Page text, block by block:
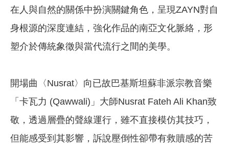
在人與自然的關係中扮演關鍵角色，呈現ZAYN對自
身根源的深度連結，強化作品的南亞文化脈絡，形
塑介於傳統象徵與當代流行之間的美學。
開場曲〈Nusrat〉向已故巴基斯坦蘇非派宗教音樂
「卡瓦力 (Qawwali)」大師Nusrat Fateh Ali Khan致
敬，透過層疊的聲線運行，雖不直接模仿其技巧，
但能感受到其影響，訴說壓倒性卻帶有救贖感的苦